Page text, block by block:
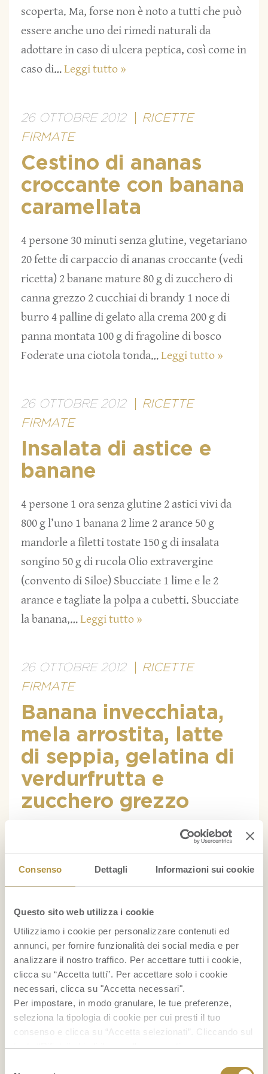
Consenso Dettagli Informazioni sui cookie
Questo sito web utilizza i cookie
Utilizziamo i cookie per personalizzare contenuti ed
annunci, per fornire funzionalità dei social media e per
analizzare il nostro traffico. Per accettare tutti i cookie,
clicca su “Accetta tutti”. Per accettare solo i cookie
necessari, clicca su "Accetta necessari".
Per impostare, in modo granulare, le tue preferenze,
seleziona la tipologia di cookie per cui presti il tuo
consenso e clicca su “Accetta selezionati”. Cliccando sul
tasto “Rifiuta” chiudi il pannello per continuare senza
scoperta. Ma, forse non è noto a tutti che può
essere anche uno dei rimedi naturali da
adottare in caso di ulcera peptica, così come in
caso di…Leggi tutto »
26 OTTOBRE 2012
RICETTE
FIRMATE
Cestino di ananas
croccante con banana
caramellata
4 persone 30 minuti senza glutine, vegetariano
20 fette di carpaccio di ananas croccante (vedi
ricetta) 2 banane mature 80 g di zucchero di
canna grezzo 2 cucchiai di brandy 1 noce di
burro 4 palline di gelato alla crema 200 g di
panna montata 100 g di fragoline di bosco
Foderate una ciotola tonda…Leggi tutto »
26 OTTOBRE 2012
RICETTE
FIRMATE
Insalata di astice e
banane
4 persone 1 ora senza glutine 2 astici vivi da
800 g l’uno 1 banana 2 lime 2 arance 50 g
mandorle a filetti tostate 150 g di insalata
songino 50 g di rucola Olio extravergine
(convento di Siloe) Sbucciate 1 lime e le 2
arance e tagliate la polpa a cubetti. Sbucciate
la banana,…Leggi tutto »
26 OTTOBRE 2012
RICETTE
FIRMATE
Banana invecchiata,
mela arrostita, latte
di seppia, gelatina di
verdurfrutta e
zucchero grezzo
4 persone 1 n° banana invecchiata (18°-20°C
per circa 5 giorni) Per la mela: 4 n° tranci di
mela verde Poco zucchero Per la gelatina: 250
n° limone giallo, 1 n° finocchio) 2 g fogli di
colla di pesce Per la finitura: 4 n° latte di…
Leggi tutto »
26 OTTOBRE 2012
RICETTE
FIRMATE
Yogurt greco con